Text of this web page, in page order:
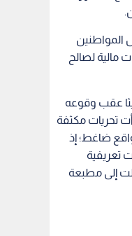
المواطنين
مالية لصالح
عقب وقوعه
تحريات مكثفة
ضاغط؛ إذ
تعريفية
إلى مطبعة